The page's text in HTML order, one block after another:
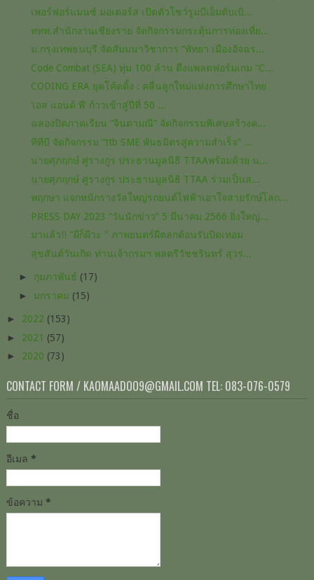
เพอร์ฟอร์แมนซ์ มอเตอร์ส เปิดตัวโชว์รูมบีเอ็มดับเบิ...
ททท.สำนักงานเชียงราย จัดกิจกรรมกระตุ้นการท่องเที่ย...
ม.กรุงเทพธนบุรี จัดสัมมนาวิชาการ “พัทยา เมืองอัจฉร...
Code Combat (SEA) ทุ่ม 100 ล้าน ดึงแพลตฟอร์มเกม “C...
CODING ERA ยุคโค้ดดิ้ง : คลื่นลูกใหม่แห่งการศึกษาไทย
‘เอส แอนด์ พี’ ก้าวเข้าสู่ปีที่ 50 ...
ฉลองปิดภาคเรียน “จินดามณี” จัดกิจกรรมพิเศษสร้างค...
ทีทีบี จัดกิจกรรม “ttb SME พันธมิตรสู่ความสำเร็จ” ...
นายศุภฤกษ์ ศูรางกูร ประธานมูลนิธิ TTAAพร้อมด้วย น...
นายศุภฤกษ์ ศูรางกูร ประธานมูลนิธิ TTAA​ ร่วมเป็นส...
พฤกษา แจกหนักรางวัลใหญ่รถยนต์ไฟฟ้าเอาใจสายรักษ์โลก...
PRESS DAY 2023 “วันนักข่าว” 5 มีนาคม 2566 ยิ่งใหญ่...
มาแล้ว!! "ผีก็ผีวะ " ภาพยนตร์​ผีตลก​ต้อนรับ​ปิดเทอม​
สุขสันต์วันเกิด ท่านเจ้ากรมฯ พลตรีวัชชรินทร์ สุวร...
► กุมภาพันธ์ (17)
► มกราคม (15)
► 2022 (153)
► 2021 (57)
► 2020 (73)
CONTACT FORM / KAOMAADOO9@GMAIL.COM TEL: 083-076-0579
ชื่อ
อีเมล *
ข้อความ *